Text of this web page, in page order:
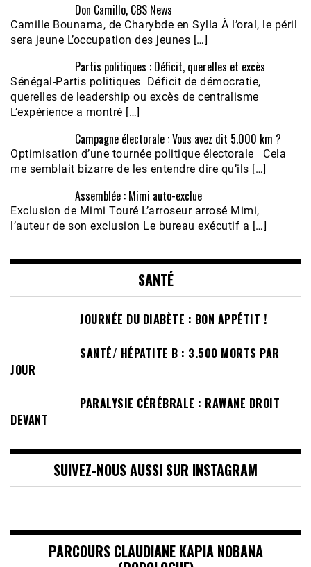
Don Camillo, CBS News
Camille Bounama, de Charybde en Sylla À l’oral, le péril
sera jeune L’occupation des jeunes […]
Partis politiques : Déficit, querelles et excès
Sénégal-Partis politiques Déficit de démocratie,
querelles de leadership ou excès de centralisme
L’expérience a montré […]
Campagne électorale : Vous avez dit 5.000 km ?
Optimisation d’une tournée politique électorale Cela
me semblait bizarre de les entendre dire qu’ils […]
Assemblée : Mimi auto-exclue
Exclusion de Mimi Touré L’arroseur arrosé Mimi,
l’auteur de son exclusion Le bureau exécutif a […]
SANTÉ
JOURNÉE DU DIABÈTE : BON APPÉTIT !
SANTÉ/ HÉPATITE B : 3.500 MORTS PAR
JOUR
PARALYSIE CÉRÉBRALE : RAWANE DROIT
DEVANT
SUIVEZ-NOUS AUSSI SUR INSTAGRAM
PARCOURS CLAUDIANE KAPIA NOBANA